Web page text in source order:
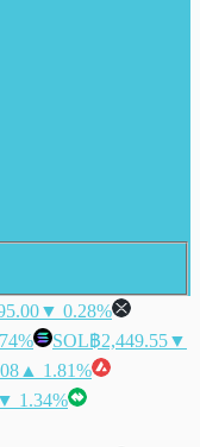
▼ 0.28%
SOL฿2,449.55▼
▲ 1.81%
▼ 1.34%